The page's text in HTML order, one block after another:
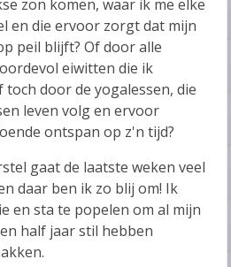
zon komen, waar ik me elke
en die ervoor zorgt dat mijn
peil blijft? Of door alle
eiwitten die ik
door de yogalessen, die
leven volg en ervoor
ontspan op z'n tijd?
gaat de laatste weken veel
daar ben ik zo blij om! Ik
en sta te popelen om al mijn
half jaar stil hebben